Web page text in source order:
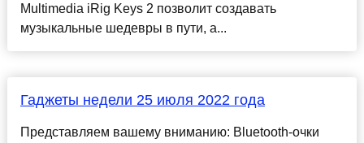
Multimedia iRig Keys 2 позволит создавать
музыкальные шедевры в пути, а...
Гаджеты недели 25 июля 2022 года
Представляем вашему вниманию: Bluetooth-очки